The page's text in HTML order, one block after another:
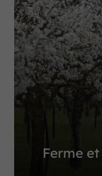
Ferme